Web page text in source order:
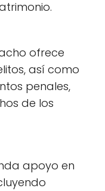
ofrece
así como
penales,
de los
apoyo en